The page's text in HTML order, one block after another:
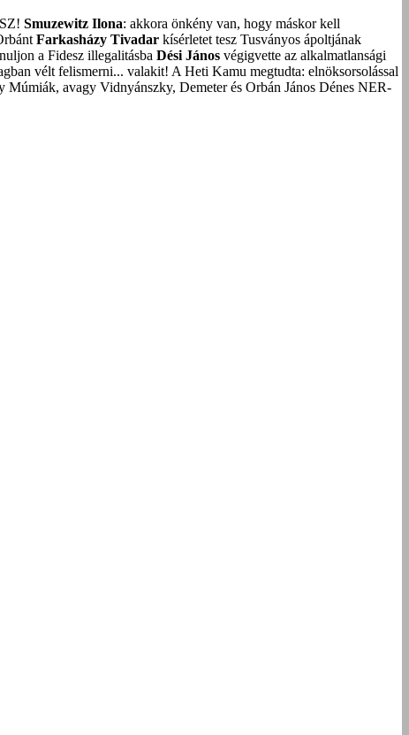
Smuzewitz Ilona: akkora önkény van, hogy máskor kell
Farkasházy Tivadar kísérletet tesz Tusványos ápoltjának
a Fidesz illegalitásba Dési János végigvette az alkalmatlansági
vélt felismerni... valakit! A Heti Kamu megtudta: elnöksorsolással
Múmiák, avagy Vidnyánszky, Demeter és Orbán János Dénes NER-